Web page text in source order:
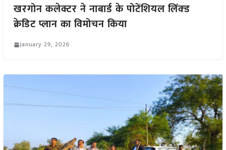
खरगोन कलेक्टर ने नाबार्ड के पोटेंशियल लिंक्ड
क्रेडिट प्लान का विमोचन किया
January 29, 2026